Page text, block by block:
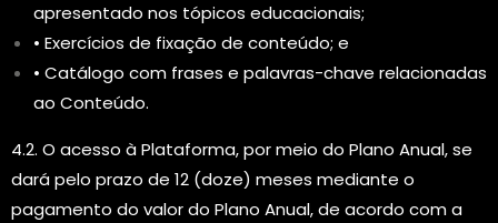
apresentado nos tópicos educacionais;
• Exercícios de fixação de conteúdo; e
• Catálogo com frases e palavras-chave relacionadas
ao Conteúdo.
4.2. O acesso à Plataforma, por meio do Plano Anual, se
dará pelo prazo de 12 (doze) meses mediante o
pagamento do valor do Plano Anual, de acordo com a